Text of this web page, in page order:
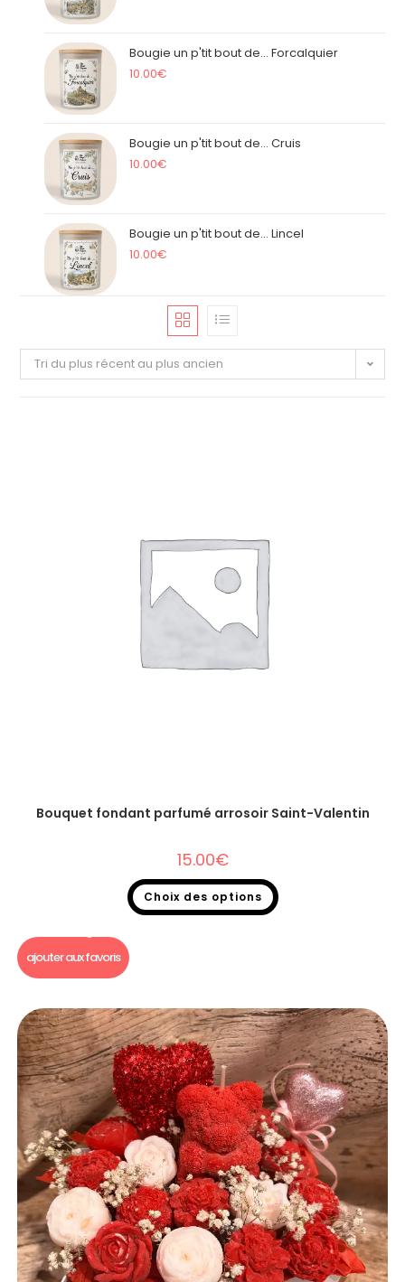
Bougie un p'tit bout de... Forcalquier
10.00€
Bougie un p'tit bout de... Cruis
10.00€
Bougie un p'tit bout de... Lincel
10.00€
Tri du plus récent au plus ancien
Bouquet fondant parfumé arrosoir Saint-Valentin
15.00€
Choix des options
ajouter aux favoris